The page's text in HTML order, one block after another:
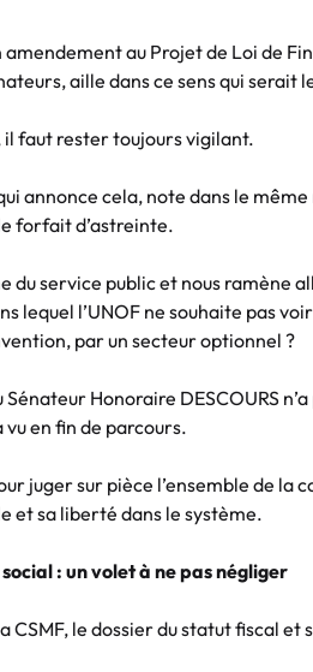
amendement au Projet de Loi de
aille dans ce sens qui serait
faut rester toujours vigilant.
annonce cela, note dans le
forfait d’astreinte.
du service public et nous ramène
lequel l’UNOF ne souhaite pas
par un secteur optionnel ?
Sénateur Honoraire DESCOURS
vu en fin de parcours.
juger sur pièce l’ensemble de la
et sa liberté dans le système.
: un volet à ne pas négliger
CSMF, le dossier du statut fiscal